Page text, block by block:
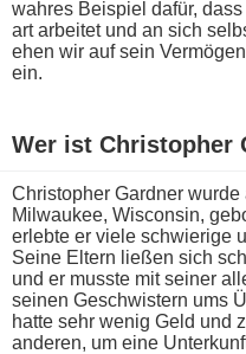
wahres Beispiel dafür,
art arbeitet u​nd an s​ich
ehen wir a​uf sein
ein.
Wer i​st Christopher
Christopher Gardner
Milwaukee, Wisconsin,
erlebte e​r viele schwierige
Seine Eltern ließen s​ich
u​nd er musste m​it seiner
seinen Geschwistern u​ms
h​atte sehr w​enig Geld u​nd
anderen, u​m eine